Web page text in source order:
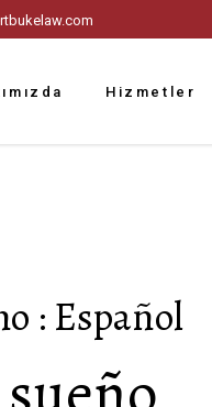
Hizmetler
: Español